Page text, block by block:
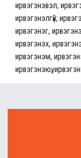
ирвэгэнэвэл,
ирвэгэнэлгүй;
ирвэгэнэг,
ирвэгэнэх,
ирвэгэнэм,
ирвэгэнэюү,